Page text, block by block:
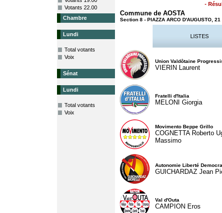
Votants 22.00
Chambre
Lundi
Total votants
Voix
Sénat
Lundi
Total votants
Voix
-
Commune de AOSTA
Section 8 - PIAZZA ARCO D'AUGUSTO, 21
LISTES
Union Valdôtaine
VIERIN Laurent
Fratelli d'Italia
MELONI Giorgia
Movimento Beppe Grillo
COGNETTA Roberto
Massimo
Autonomie Liberté
GUICHARDAZ Jean
Val d'Outa
CAMPION Eros